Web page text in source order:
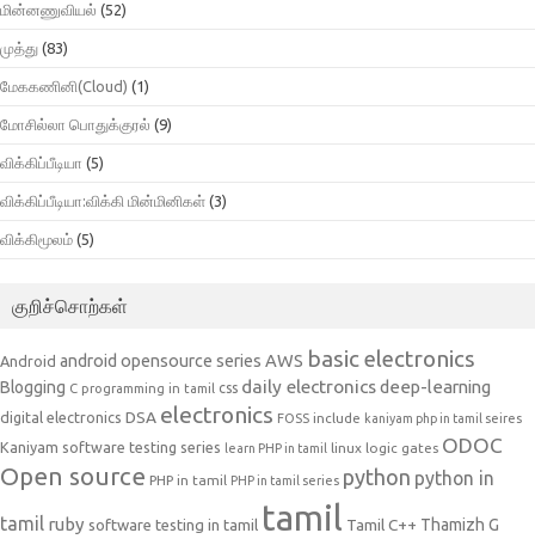
மின்னணுவியல் (52)
முத்து (83)
மேககணினி(Cloud) (1)
மோசில்லா பொதுக்குரல் (9)
விக்கிப்பீடியா (5)
விக்கிப்பீடியா:விக்கி மின்மினிகள் (3)
விக்கிமூலம் (5)
குறிச்சொற்கள்
Android android opensource series AWS basic electronics
Blogging C programming in tamil css daily electronicsdeep-learning
digital electronics DSA electronics FOSS include kaniyam php in tamil seires
Kaniyam software testing series learn PHP in tamil linux logic gates ODOC
Open source PHP in tamil PHP in tamil series python python in
tamil ruby software testing in tamil tamil Tamil C++ Thamizh G